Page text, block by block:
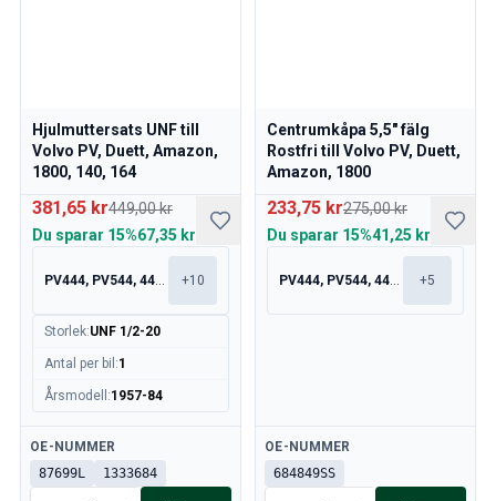
Motorreglage
Chassi & Styrning
Värmesystem & AC
Tillbehör & Övrigt
Inredning
Volvo PV/Duett Sprangskisser
Volvo Amazon Sprängskisser
Volvo 1800 sprängskisser
Volvo 164 Sprängskisser
Volvo 240 Sprängskisser
Volvo 740, 760 Sprängskisser
Hjulmuttersats UNF till
Volvo PV, Duett, Amazon,
1800, 140, 164
381,65 kr449,00 kr
Du sparar 15%67,35 kr
PV444, PV544, 445, 210 +10
Storlek:UNF 1/2-20
Antal per bil :1
Årsmodell :1957-84
Tillgänglig
OE-NUMMER
87699L
1333684
Centrumkåpa 5,5" fälg
Rostfri till Volvo PV, Duett,
Amazon, 1800
233,75 kr275,00 kr
Du sparar 15%41,25 kr
PV444, PV544, 445, 210 +5
Tillgänglig
OE-NUMMER
684849SS